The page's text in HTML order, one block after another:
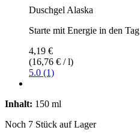
Duschgel Alaska
Starte mit Energie in den Tag
4,19 €
(16,76 € / l)
5.0 (1)
Inhalt: 150 ml
Noch 7 Stück auf Lager